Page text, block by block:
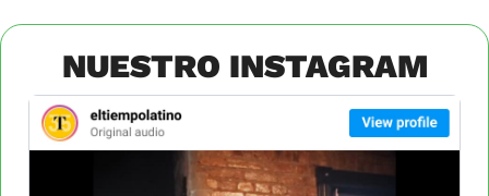
NUESTRO INSTAGRAM